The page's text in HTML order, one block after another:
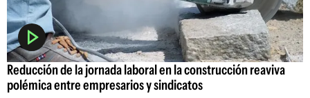
Reducción de la jornada laboral en la construcción reaviva
polémica entre empresarios y sindicatos